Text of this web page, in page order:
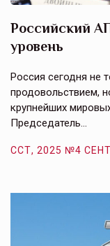
Российский
уровень
Россия сегодня не
продовольствием,
крупнейших
Председатель…
ССТ, 2025 №4